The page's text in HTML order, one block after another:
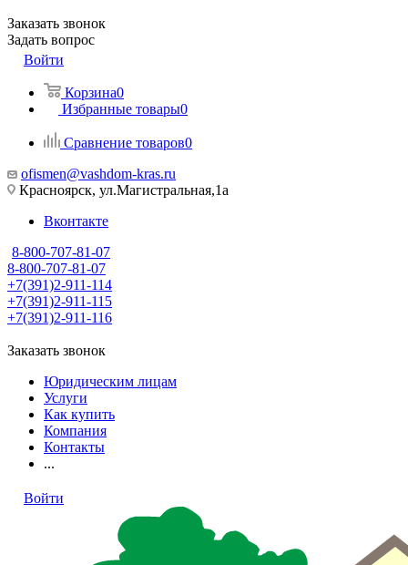
Заказать звонок
Задать вопрос
Войти
Корзина0
Избранные товары0
Сравнение товаров0
ofismen@vashdom-kras.ru
Красноярск, ул.Магистральная,1а
Вконтакте
8-800-707-81-07
8-800-707-81-07
+7(391)2-911-114
+7(391)2-911-115
+7(391)2-911-116
Заказать звонок
Юридическим лицам
Услуги
Как купить
Компания
Контакты
...
Войти